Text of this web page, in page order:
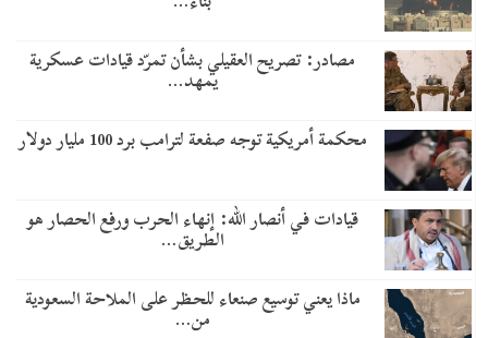
مصادر: تصريح العقيلي بشأن تمرّد قيادات عسكرية
يمهد…
محكمة أمريكية توجه صفعة لترامب برد 100 مليار دولار
قيادات في أنصار الله: إنهاء الحرب ورفع الحصار هو
الطريق…
ماذا يعني توسيع صنعاء للحظر على الملاحة السعودية
من…